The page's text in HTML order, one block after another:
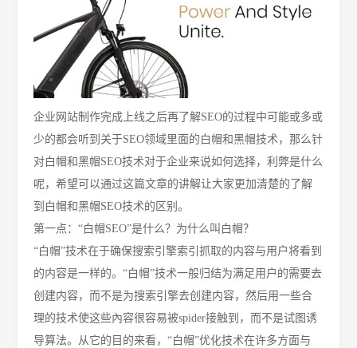
企业网站制作完成上线之后再了解SEO的过程中可能或多或
少的都会听到关于SEO领域里面的白帽和黑帽技术，那么针
对白帽和黑帽SEO技术对于企业来说如何选择，利弊是什么
呢，希望可以通过这篇文章的讲解让大家更加清楚的了解
到白帽和黑帽SEO技术的区别。
第一点：“白帽SEO”是什么？为什么叫白帽？
“白帽”技术在于确保搜索引擎索引抓取的内容与用户将看到
的内容是一样的。“白帽”技术一般归结为满足用户的需要去
创建内容，而不是为搜索引擎去创建内容，然后用一些合
理的技术使这些內容很容易被spider接触到，而不是试图诱
导算法。从它的目的来看，“白帽”优化技术在许多方面与